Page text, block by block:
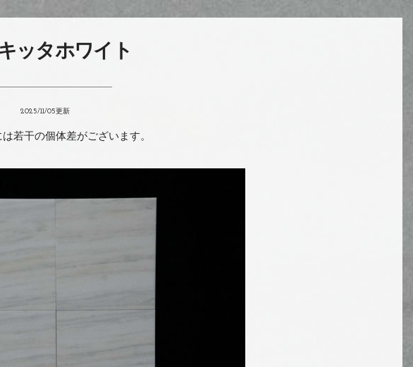
ッタホワイト
2025/11/05更新
は若干の個体差がございます。